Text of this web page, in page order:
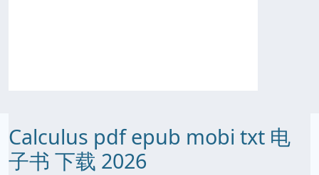
Calculus pdf epub mobi txt 电
子书 下载 2026